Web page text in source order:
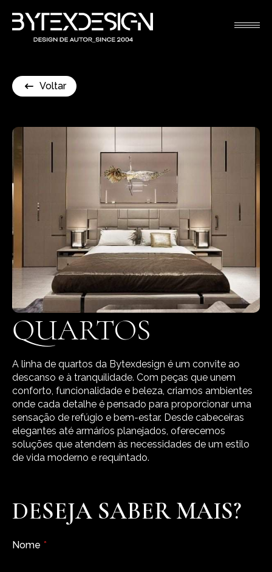
Voltar
QUARTOS
A linha de quartos da Bytexdesign é um convite ao
descanso e à tranquilidade. Com peças que unem
conforto, funcionalidade e beleza, criamos ambientes
onde cada detalhe é pensado para proporcionar uma
sensação de refúgio e bem-estar. Desde cabeceiras
elegantes até armários planejados, oferecemos
soluções que atendem às necessidades de um estilo
de vida moderno e requintado.
DESEJA SABER MAIS?
Nome *